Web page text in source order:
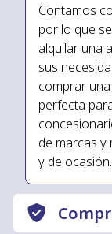
Contamos
por lo que
alquilar una
sus
comprar
perfecta
de marcas
y de ocasión.